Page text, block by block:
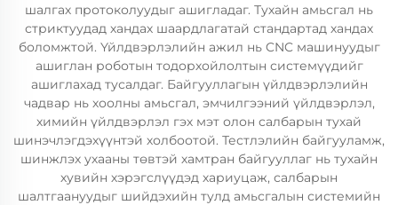
шалгах протоколуудыг ашигладаг. Тухайн амьсгал нь
стриктуудад хандах шаардлагатай стандартад хандах
боломжтой. Үйлдвэрлэлийн ажил нь CNC машинуудыг
ашиглан роботын тодорхойлолтын системүүдийг
ашиглахад тусалдаг. Байгууллагын үйлдвэрлэлийн
чадвар нь хоолны амьсгал, эмчилгээний үйлдвэрлэл,
химийн үйлдвэрлэл гэх мэт олон салбарын тухай
шинэчлэгдэхүүнтэй холбоотой. Тестлэлийн байгууламж,
шинжлэх ухааны төвтэй хамтран байгууллаг нь тухайн
хувийн хэрэгслүүдэд хариуцаж, салбарын
шалтгаануудыг шийдэхийн тулд амьсгалын системийн